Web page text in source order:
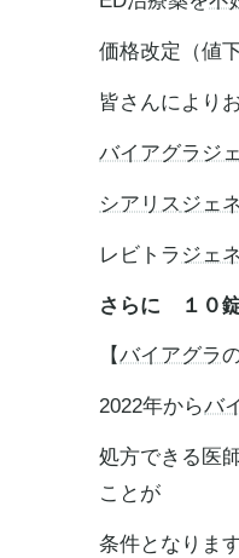
価格改定（値
皆さんにより
バイアグラ ジ
シアリス ジェ
レビトラ ジェ
さらに １０
【バイアグラ
2022年からバ
処方できる医
ことが
条件となります